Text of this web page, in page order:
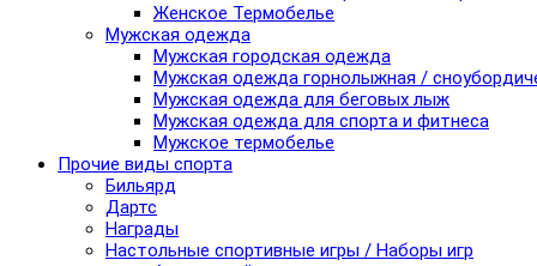
Женское Термобелье
Мужская одежда
Мужская городская одежда
Мужская одежда горнолыжная /
Мужская одежда для беговых лыж
Мужская одежда для спорта и фитнеса
Мужское термобелье
Прочие виды спорта
Бильярд
Дартс
Награды
Настольные спортивные игры / Наборы игр